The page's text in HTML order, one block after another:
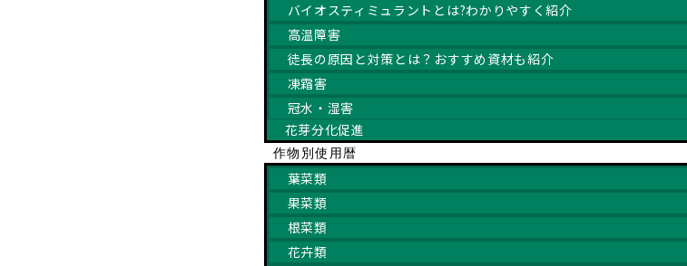
バイオスティミュラントとは?わかりやすく紹介
高温障害
徒長の原因と対策とは？おすすめ資材も紹介
凍霜害
冠水・湿害
花芽分化促進
作物別使用暦
葉菜類
果菜類
根菜類
花卉類